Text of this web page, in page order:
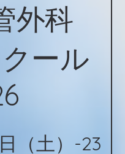
外科
ール
（土）-23